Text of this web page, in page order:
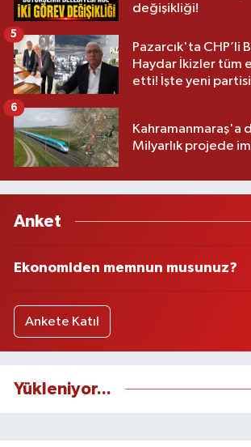
değişikliği!
Pazarcık'ta CHP’li
Haydar İkizler tüm
etti! İşte yeni partisi
5
Kahramanmaraş'a
Milyarlık projede
6
Anket
Ekonomiden memnun musunuz?
Ankete Katıl
Yükleniyor...